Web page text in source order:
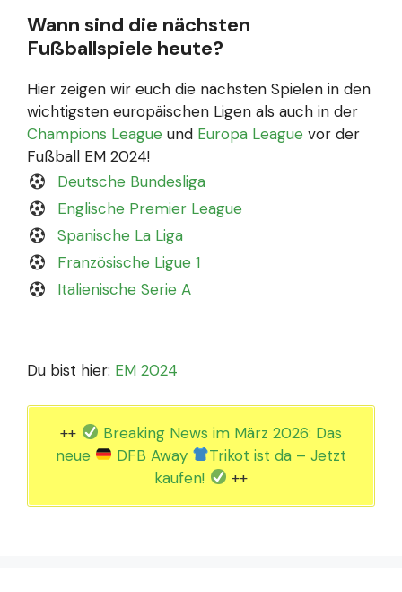
Wann sind die nächsten
Fußballspiele heute?
Hier zeigen wir euch die nächsten Spielen in den
wichtigsten europäischen Ligen als auch in der
Champions League und Europa League vor der
Fußball EM 2024!
Deutsche Bundesliga
Englische Premier League
Spanische La Liga
Französische Ligue 1
Italienische Serie A
Du bist hier: EM 2024
++
Breaking News im März 2026: Das
neue
DFB Away
Trikot ist da – Jetzt
kaufen!
++